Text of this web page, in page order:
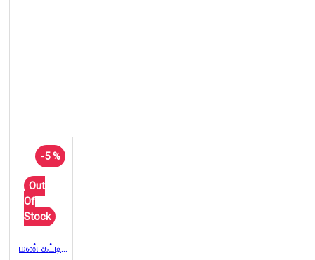
-5 %
Out
Of
Stock
மண் கட்டியைக் காற்று அடித்துப் போகாது